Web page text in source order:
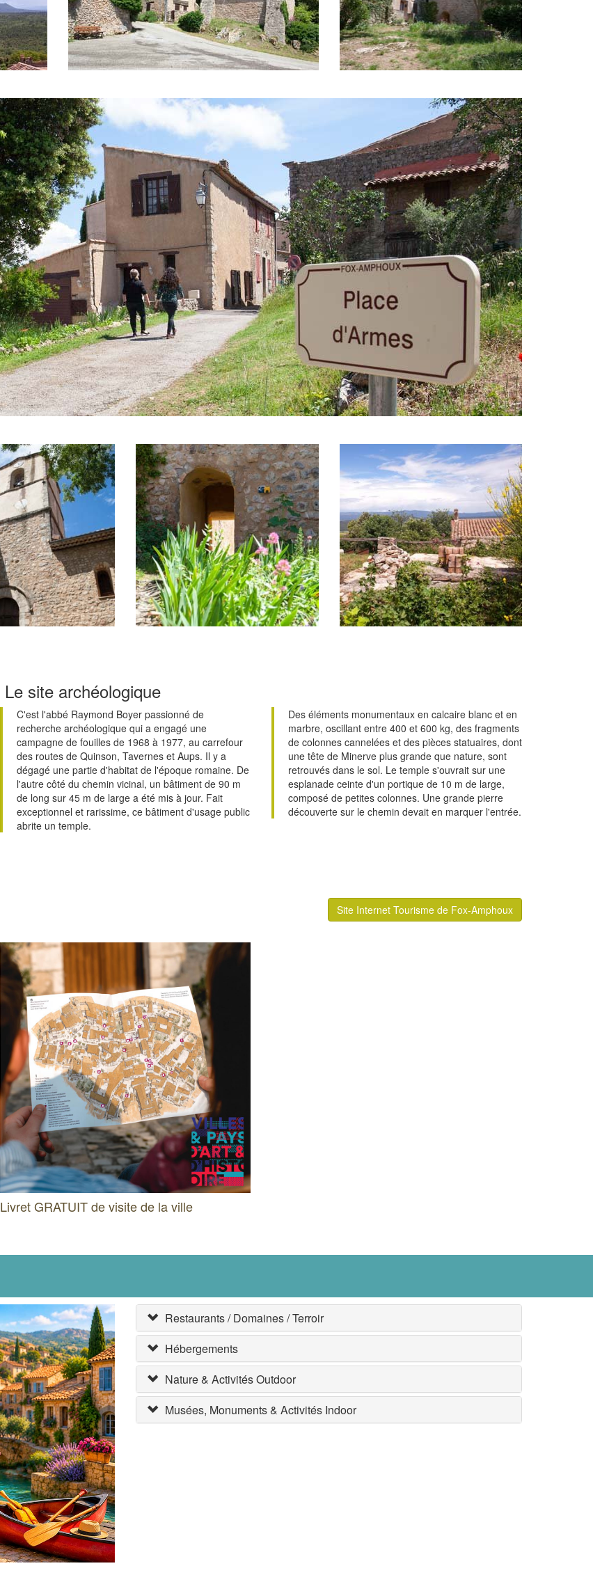
Le site archéologique
C'est l'abbé Raymond Boyer passionné de
recherche archéologique qui a engagé une
campagne de fouilles de 1968 à 1977, au carrefour
des routes de Quinson, Tavernes et Aups. Il y a
dégagé une partie d'habitat de l'époque romaine. De
l'autre côté du chemin vicinal, un bâtiment de 90 m
de long sur 45 m de large a été mis à jour. Fait
exceptionnel et rarissime, ce bâtiment d'usage public
abrite un temple.
Des éléments monumentaux en calcaire blanc et en
marbre, oscillant entre 400 et 600 kg, des fragments
de colonnes cannelées et des pièces statuaires, dont
une tête de Minerve plus grande que nature, sont
retrouvés dans le sol. Le temple s'ouvrait sur une
esplanade ceinte d'un portique de 10 m de large,
composé de petites colonnes. Une grande pierre
découverte sur le chemin devait en marquer l'entrée.
Site Internet Tourisme de Fox-Amphoux
Livret GRATUIT de visite de la ville
Restaurants / Domaines / Terroir
Hébergements
Nature & Activités Outdoor
Musées, Monuments & Activités Indoor